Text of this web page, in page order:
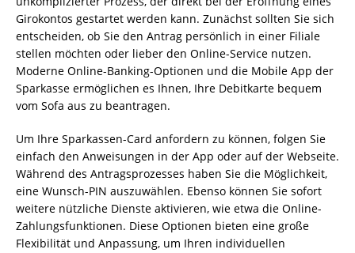
Girokontos gestartet werden kann. Zunächst sollten Sie sich
entscheiden, ob Sie den Antrag persönlich in einer Filiale
stellen möchten oder lieber den Online-Service nutzen.
Moderne Online-Banking-Optionen und die Mobile App der
Sparkasse ermöglichen es Ihnen, Ihre Debitkarte bequem
vom Sofa aus zu beantragen.
Um Ihre Sparkassen-Card anfordern zu können, folgen Sie
einfach den Anweisungen in der App oder auf der Webseite.
Während des Antragsprozesses haben Sie die Möglichkeit,
eine Wunsch-PIN auszuwählen. Ebenso können Sie sofort
weitere nützliche Dienste aktivieren, wie etwa die Online-
Zahlungsfunktionen. Diese Optionen bieten eine große
Flexibilität und Anpassung, um Ihren individuellen